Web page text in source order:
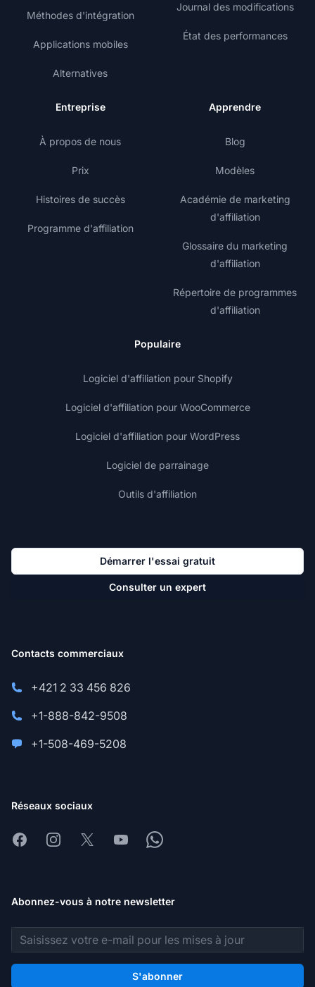
Méthodes d'intégration
Applications mobiles
Alternatives
Journal des modifications
État des performances
Entreprise
À propos de nous
Prix
Histoires de succès
Programme d'affiliation
Apprendre
Blog
Modèles
Académie de marketing
d'affiliation
Glossaire du marketing
d'affiliation
Répertoire de programmes
d'affiliation
Populaire
Logiciel d'affiliation pour Shopify
Logiciel d'affiliation pour WooCommerce
Logiciel d'affiliation pour WordPress
Logiciel de parrainage
Outils d'affiliation
Démarrer l'essai gratuit
Consulter un expert
Contacts commerciaux
+421 2 33 456 826
+1-888-842-9508
+1-508-469-5208
Réseaux sociaux
FacebookInstagram
X YoutubeWhatsapp
Abonnez-vous à notre newsletter
Adresse e-mail
S'abonner